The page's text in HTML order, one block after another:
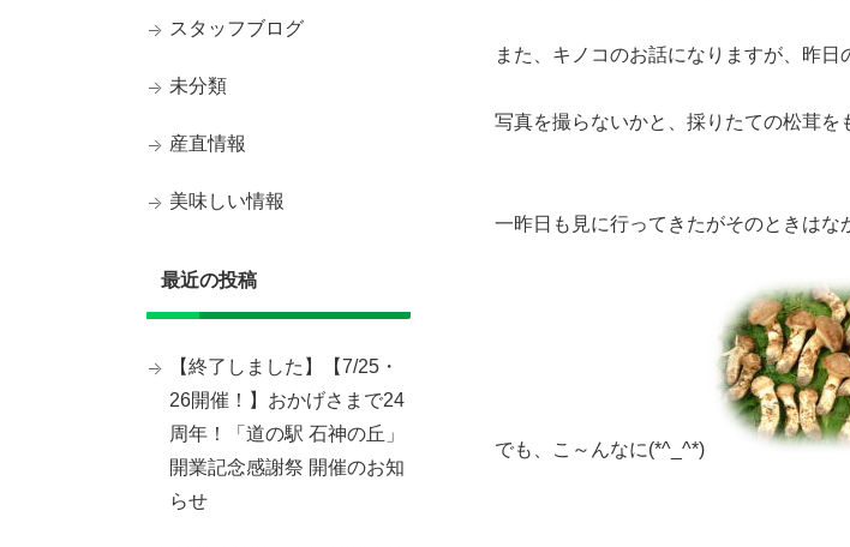
また、キノコのお話になりますが、昨
写真を撮らないかと、採りたての松茸を
一昨日も見に行ってきたがそのときはな
でも、こ～んなに(*^_^*)
スタッフブログ
未分類
産直情報
美味しい情報
最近の投稿
【終了しました】【7/25・
26開催！】おかげさまで24
周年！「道の駅 石神の丘」
開業記念感謝祭 開催のお知
らせ